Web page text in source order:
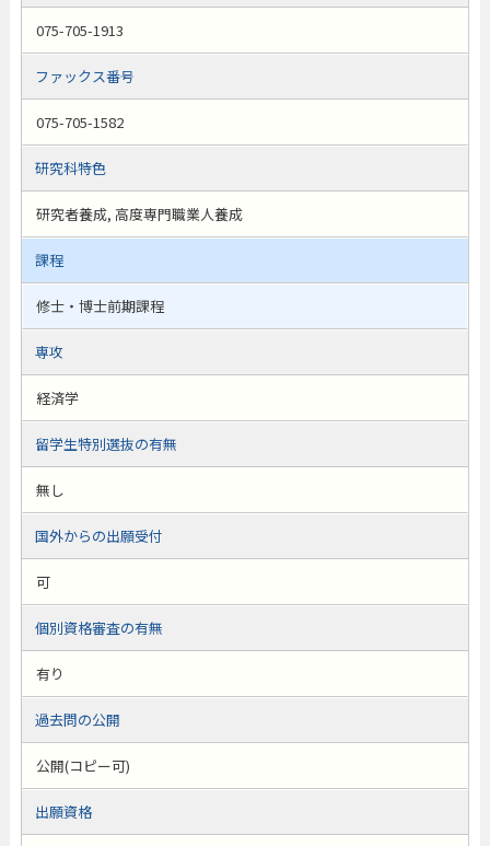
075-705-1913
ファックス番号
075-705-1582
研究科特色
研究者養成, 高度専門職業人養成
課程
修士・博士前期課程
専攻
経済学
留学生特別選抜の有無
無し
国外からの出願受付
可
個別資格審査の有無
有り
過去問の公開
公開(コピー可)
出願資格